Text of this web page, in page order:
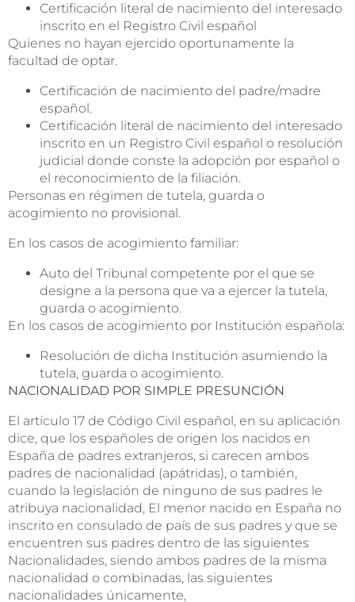
Certificación literal de nacimiento del interesado
inscrito en el Registro Civil español
Quienes no hayan ejercido oportunamente la
facultad de optar.
Certificación de nacimiento del padre/madre
español.
Certificación literal de nacimiento del interesado
inscrito en un Registro Civil español o resolución
judicial donde conste la adopción por español o
el reconocimiento de la filiación.
Personas en régimen de tutela, guarda o
acogimiento no provisional.
En los casos de acogimiento familiar:
Auto del Tribunal competente por el que se
designe a la persona que va a ejercer la tutela,
guarda o acogimiento.
En los casos de acogimiento por Institución española:
Resolución de dicha Institución asumiendo la
tutela, guarda o acogimiento.
NACIONALIDAD POR SIMPLE PRESUNCIÓN
El artículo 17 de Código Civil español, en su aplicación
dice, que los españoles de origen los nacidos en
España de padres extranjeros, si carecen ambos
padres de nacionalidad (apátridas), o también,
cuando la legislación de ninguno de sus padres le
atribuya nacionalidad, El menor nacido en España no
inscrito en consulado de país de sus padres y que se
encuentren sus padres dentro de las siguientes
Nacionalidades, siendo ambos padres de la misma
nacionalidad o combinadas, las siguientes
nacionalidades únicamente,